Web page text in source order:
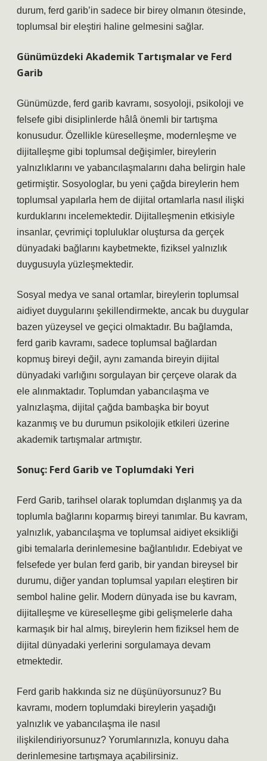
durum, ferd garib’in sadece bir birey olmanın ötesinde,
toplumsal bir eleştiri haline gelmesini sağlar.
Günümüzdeki Akademik Tartışmalar ve Ferd
Garib
Günümüzde, ferd garib kavramı, sosyoloji, psikoloji ve
felsefe gibi disiplinlerde hâlâ önemli bir tartışma
konusudur. Özellikle küreselleşme, modernleşme ve
dijitalleşme gibi toplumsal değişimler, bireylerin
yalnızlıklarını ve yabancılaşmalarını daha belirgin hale
getirmiştir. Sosyologlar, bu yeni çağda bireylerin hem
toplumsal yapılarla hem de dijital ortamlarla nasıl ilişki
kurduklarını incelemektedir. Dijitalleşmenin etkisiyle
insanlar, çevrimiçi topluluklar oluştursa da gerçek
dünyadaki bağlarını kaybetmekte, fiziksel yalnızlık
duygusuyla yüzleşmektedir.
Sosyal medya ve sanal ortamlar, bireylerin toplumsal
aidiyet duygularını şekillendirmekte, ancak bu duygular
bazen yüzeysel ve geçici olmaktadır. Bu bağlamda,
ferd garib kavramı, sadece toplumsal bağlardan
kopmuş bireyi değil, aynı zamanda bireyin dijital
dünyadaki varlığını sorgulayan bir çerçeve olarak da
ele alınmaktadır. Toplumdan yabancılaşma ve
yalnızlaşma, dijital çağda bambaşka bir boyut
kazanmış ve bu durumun psikolojik etkileri üzerine
akademik tartışmalar artmıştır.
Sonuç: Ferd Garib ve Toplumdaki Yeri
Ferd Garib, tarihsel olarak toplumdan dışlanmış ya da
toplumla bağlarını koparmış bireyi tanımlar. Bu kavram,
yalnızlık, yabancılaşma ve toplumsal aidiyet eksikliği
gibi temalarla derinlemesine bağlantılıdır. Edebiyat ve
felsefede yer bulan ferd garib, bir yandan bireysel bir
durumu, diğer yandan toplumsal yapıları eleştiren bir
sembol haline gelir. Modern dünyada ise bu kavram,
dijitalleşme ve küreselleşme gibi gelişmelerle daha
karmaşık bir hal almış, bireylerin hem fiziksel hem de
dijital dünyadaki yerlerini sorgulamaya devam
etmektedir.
Ferd garib hakkında siz ne düşünüyorsunuz? Bu
kavramı, modern toplumdaki bireylerin yaşadığı
yalnızlık ve yabancılaşma ile nasıl
ilişkilendiriyorsunuz? Yorumlarınızla, konuyu daha
derinlemesine tartışmaya açabilirsiniz.